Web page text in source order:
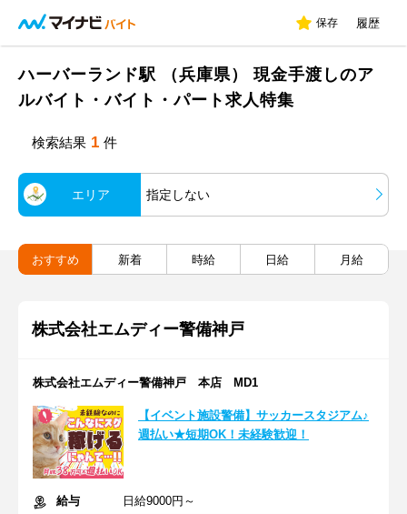
保存 履歴
ハーバーランド駅 （兵庫県） 現金手渡しのア
ルバイト・バイト・パート求人特集
検索結果 1 件
エリア 指定しない
おすすめ 新着 時給 日給 月給
株式会社エムディー警備神戸
株式会社エムディー警備神戸 本店 MD1
【イベント施設警備】サッカースタジアム♪
週払い★短期OK！未経験歓迎！
給与
日給9000円～